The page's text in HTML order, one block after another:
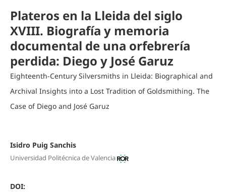
Plateros en la Lleida del siglo
XVIII. Biografía y memoria
documental de una orfebrería
perdida: Diego y José Garuz
Eighteenth-Century Silversmiths in Lleida: Biographical and
Archival Insights into a Lost Tradition of Goldsmithing. The
Case of Diego and José Garuz
Isidro Puig Sanchis
Universidad Politécnica de Valencia
DOI: